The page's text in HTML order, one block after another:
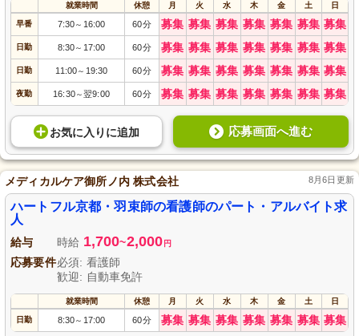
就業時間 休憩 月 火 水 木 金 土 日
早番 7:30～ 16:00 60分 募集 募集 募集 募集 募集 募集 募集
日勤 8:30～ 17:00 60分 募集 募集 募集 募集 募集 募集 募集
日勤 11:00～ 19:30 60分 募集 募集 募集 募集 募集 募集 募集
夜勤 16:30～翌9:00 60分 募集 募集 募集 募集 募集 募集 募集
お気に入り に追加 応募画面へ進む
メディカルケア御所ノ内 株式会社 8月6日更新
ハートフル京都・羽束師の看護師のパート・アルバイト求
人
給与 時給 1,700~2,000 円
応募要件必須: 看護師
歓迎: 自動車免許
就業時間 休憩 月 火 水 木 金 土 日
日勤 8:30～ 17:00 60分 募集 募集 募集 募集 募集 募集 募集